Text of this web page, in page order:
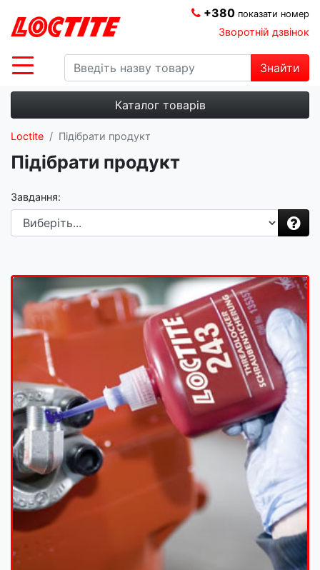
Знайти
+380 показати номер
Зворотній дзвінок
Каталог товарів
Loctite Підібрати продукт
Підібрати продукт
Завдання: